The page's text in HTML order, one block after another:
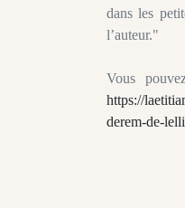
dans les
l’auteur."
Vous
https://
derem-de-